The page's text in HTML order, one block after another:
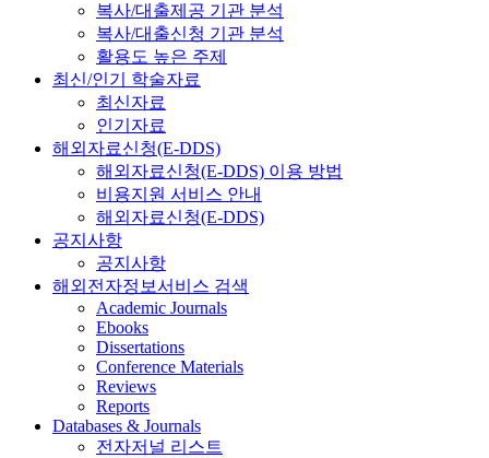
복사/대출제공 기관 분석
복사/대출신청 기관 분석
활용도 높은 주제
최신/인기 학술자료
최신자료
인기자료
해외자료신청(E-DDS)
해외자료신청(E-DDS) 이용 방법
비용지원 서비스 안내
해외자료신청(E-DDS)
공지사항
공지사항
해외전자정보서비스 검색
Academic Journals
Ebooks
Dissertations
Conference Materials
Reviews
Reports
Databases & Journals
전자저널 리스트